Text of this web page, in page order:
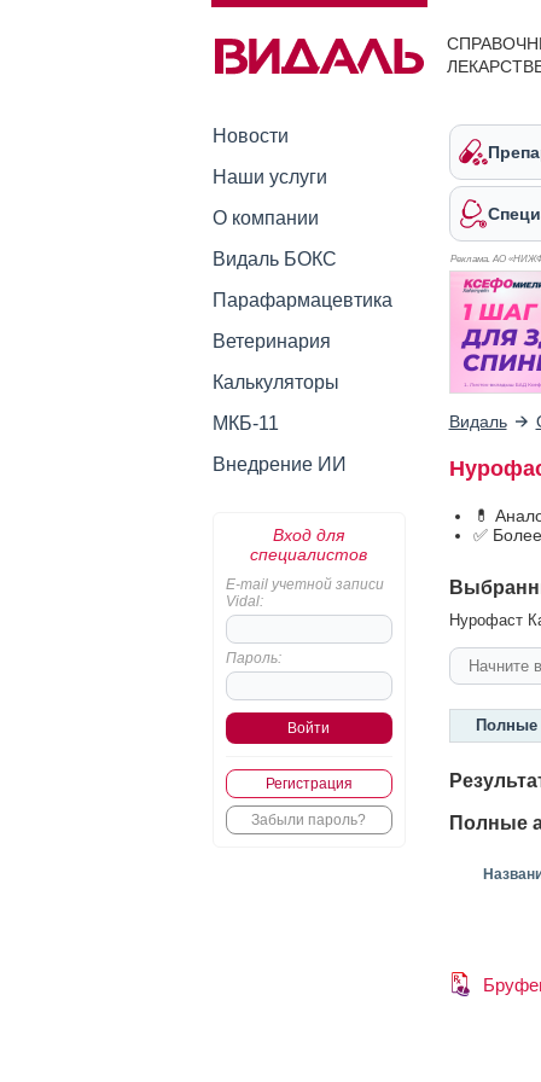
Новости
Наши услуги
О компании
Видаль БОКС
Парафармацевтика
Ветеринария
Калькуляторы
МКБ-11
Внедрение ИИ
Вход для
специалистов
E-mail учетной записи
Vidal:
Пароль:
Регистрация
Забыли пароль?
Реклама. АО
Видаль
💊
✅
Нурофаст
Полные
Полные